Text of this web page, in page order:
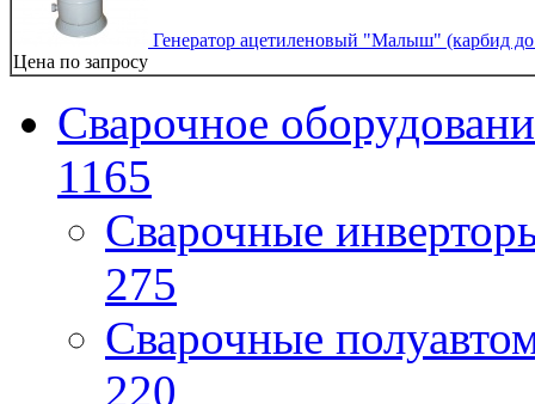
Генератор ацетиленовый "Малыш" (карбид
Цена по запросу
Сварочное
1165
Сварочные
275
Сварочные
220